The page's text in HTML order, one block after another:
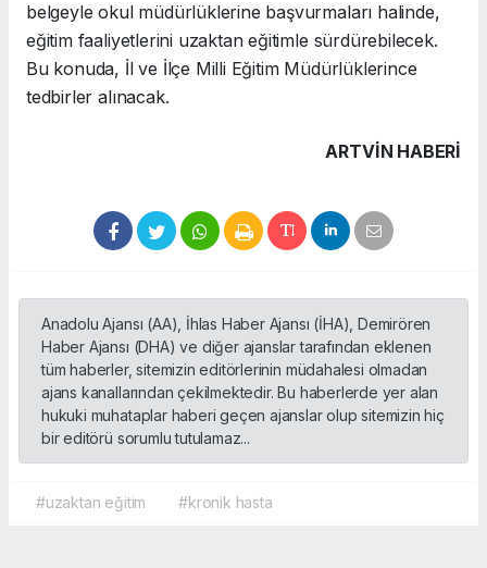
belgeyle okul müdürlüklerine başvurmaları halinde,
eğitim faaliyetlerini uzaktan eğitimle sürdürebilecek.
Bu konuda, İl ve İlçe Milli Eğitim Müdürlüklerince
tedbirler alınacak.
ARTVIN HABERİ
Anadolu Ajansı (AA), İhlas Haber Ajansı (İHA), Demirören
Haber Ajansı (DHA) ve diğer ajanslar tarafından eklenen
tüm haberler, sitemizin editörlerinin müdahalesi olmadan
ajans kanallarından çekilmektedir. Bu haberlerde yer alan
hukuki muhataplar haberi geçen ajanslar olup sitemizin hiç
bir editörü sorumlu tutulamaz...
#uzaktan eğitim #kronik hasta